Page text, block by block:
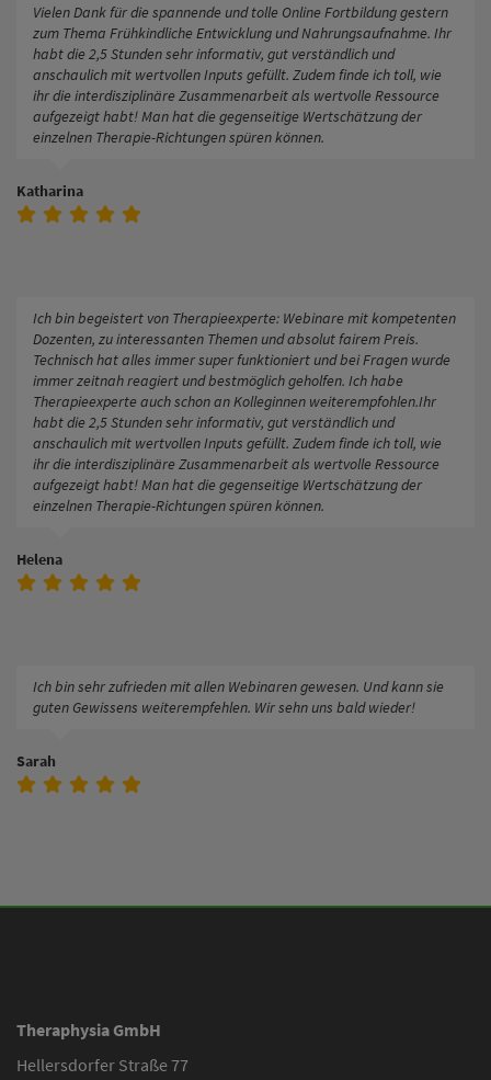
Vielen Dank für die spannende und tolle Online Fortbildung gestern
zum Thema Frühkindliche Entwicklung und Nahrungsaufnahme. Ihr
habt die 2,5 Stunden sehr informativ, gut verständlich und
anschaulich mit wertvollen Inputs gefüllt. Zudem finde ich toll, wie
ihr die interdisziplinäre Zusammenarbeit als wertvolle Ressource
aufgezeigt habt! Man hat die gegenseitige Wertschätzung der
einzelnen Therapie-Richtungen spüren können.
Katharina
Ich bin begeistert von Therapieexperte: Webinare mit kompetenten
Dozenten, zu interessanten Themen und absolut fairem Preis.
Technisch hat alles immer super funktioniert und bei Fragen wurde
immer zeitnah reagiert und bestmöglich geholfen. Ich habe
Therapieexperte auch schon an Kolleginnen weiterempfohlen.Ihr
habt die 2,5 Stunden sehr informativ, gut verständlich und
anschaulich mit wertvollen Inputs gefüllt. Zudem finde ich toll, wie
ihr die interdisziplinäre Zusammenarbeit als wertvolle Ressource
aufgezeigt habt! Man hat die gegenseitige Wertschätzung der
einzelnen Therapie-Richtungen spüren können.
Helena
Ich bin sehr zufrieden mit allen Webinaren gewesen. Und kann sie
guten Gewissens weiterempfehlen. Wir sehn uns bald wieder!
Sarah
Theraphysia GmbH
Hellersdorfer Straße 77